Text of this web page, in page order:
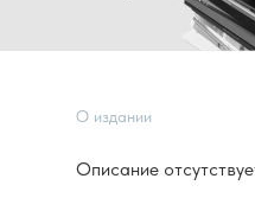
О издании
Описание